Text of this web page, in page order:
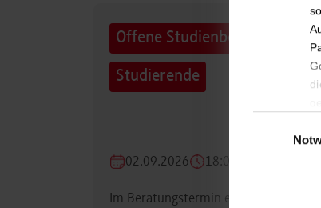
Offene Studienberatung für
Studierende
02.09.2026 18:00 Uhr
Im Beratungstermin erhalten